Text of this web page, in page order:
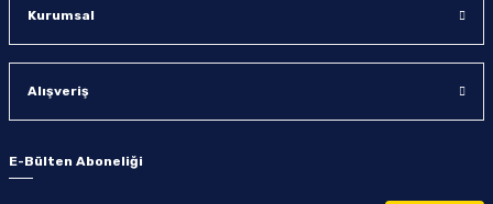
Kurumsal
Alışveriş
E-Bülten Aboneliği